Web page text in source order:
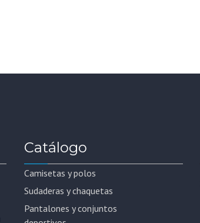
Catálogo
Camisetas y polos
Sudaderas y chaquetas
Pantalones y conjuntos